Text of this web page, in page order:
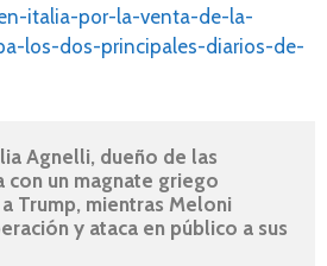
italia-por-la-venta-de-la-
los-dos-principales-diarios-de-
Agnelli, dueño de las
con un magnate griego
Trump, mientras Meloni
y ataca en público a sus